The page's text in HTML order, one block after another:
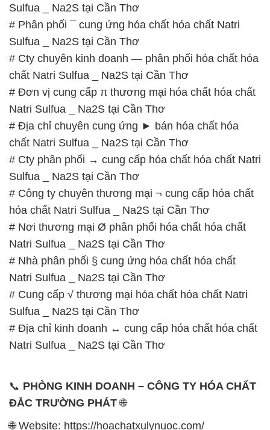
Sulfua _ Na2S tại Cần Thơ
# Phân phối ¯ cung ứng hóa chất hóa chất Natri
Sulfua _ Na2S tại Cần Thơ
# Cty chuyên kinh doanh — phân phối hóa chất hóa
chất Natri Sulfua _ Na2S tại Cần Thơ
# Đơn vị cung cấp π thương mại hóa chất hóa chất
Natri Sulfua _ Na2S tại Cần Thơ
# Địa chỉ chuyên cung ứng ► bán hóa chất hóa
chất Natri Sulfua _ Na2S tại Cần Thơ
# Cty phân phối → cung cấp hóa chất hóa chất Natri
Sulfua _ Na2S tại Cần Thơ
# Công ty chuyên thương mại ¬ cung cấp hóa chất
hóa chất Natri Sulfua _ Na2S tại Cần Thơ
# Nơi thương mại Ø phân phối hóa chất hóa chất
Natri Sulfua _ Na2S tại Cần Thơ
# Nhà phân phối § cung ứng hóa chất hóa chất
Natri Sulfua _ Na2S tại Cần Thơ
# Cung cấp √ thương mại hóa chất hóa chất Natri
Sulfua _ Na2S tại Cần Thơ
# Địa chỉ kinh doanh ↔ cung cấp hóa chất hóa chất
Natri Sulfua _ Na2S tại Cần Thơ
📞 PHÒNG KINH DOANH – CÔNG TY HÓA CHẤT
ĐẮC TRƯỜNG PHÁT🌐
🌐 Website: https://hoachatxulynuoc.com/